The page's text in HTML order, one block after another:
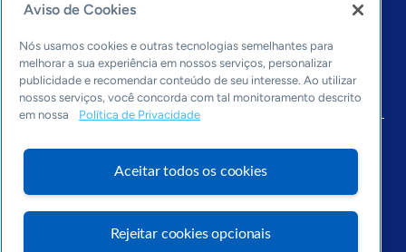
Economia & Política
Inovação & Tecnologia
Cultura empreendedora
Dados
Arquivo
Aviso de Cookies
Nós usamos cookies e outras tecnologias semelhantes para
melhorar a sua experiência em nossos serviços, personalizar
publicidade e recomendar conteúdo de seu interesse. Ao utilizar
nossos serviços, você concorda com tal monitoramento descrito
em nossa
Política de Privacidade
Aceitar todos os cookies
Rejeitar cookies opcionais